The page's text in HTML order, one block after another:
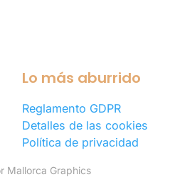
Lo más aburrido
Reglamento GDPR
Detalles de las cookies
Política de privacidad
Mallorca Graphics